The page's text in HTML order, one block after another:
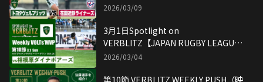
2026/03/09
3月1日Spotlight on
VERBLITZ【JAPAN RUGBY LEAGUE
ONE】映像引用：トヨタヴェルブリッ
2026/03/04
第10節 VERBLITZ WEEKLY PUSH（映